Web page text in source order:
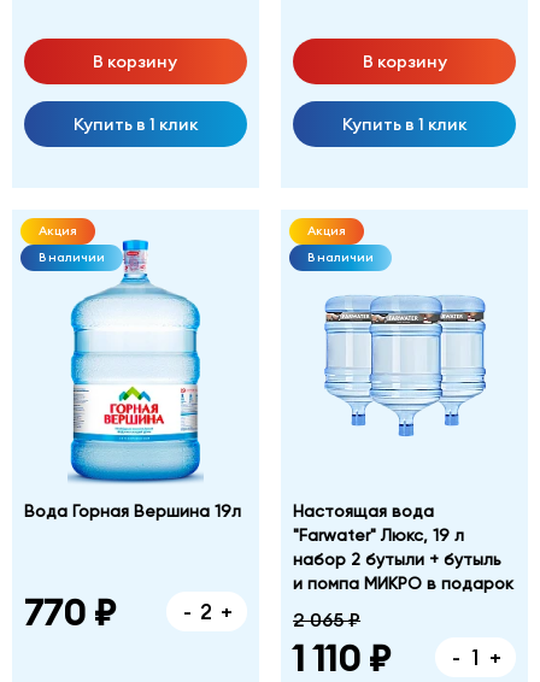
В корзину
Купить в 1 клик
В корзину
Купить в 1 клик
Акция
В наличии
Вода Горная Вершина 19л
770 ₽ - +
Акция
В наличии
Настоящая вода
"Farwater" Люкс, 19 л
набор 2 бутыли + бутыль
и помпа МИКРО в подарок
2 065 ₽
1 110 ₽ - +